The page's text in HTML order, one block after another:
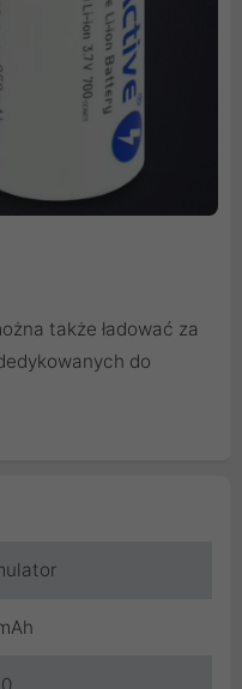
także ładować za
do